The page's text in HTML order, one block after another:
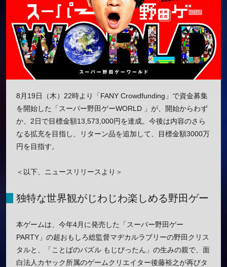
8月19日（木）22時より「FANY Crowdfunding」で資金募集
を開始した「スーパー野田ゲーWORLD 」が、開始からわず
か、2日で目標金額13,573,000円を達成。今後は内容のさら
なる拡充を目指し、リターン品を追加して、目標金額3000万
円を目指す。
＜以下、ニュースリリースより＞
独特な世界観がじわじわ楽しめる野田ゲー
本ゲームは、今年4月に発売した「スーパー野田ゲー
PARTY」の超おもしろ総監督マヂカルラブリーの野田クリス
タルと、「ことばのパズル もじぴったん」の生みの親で、面
白法人カヤック所属のゲームクリエイター後藤裕之が再びタ